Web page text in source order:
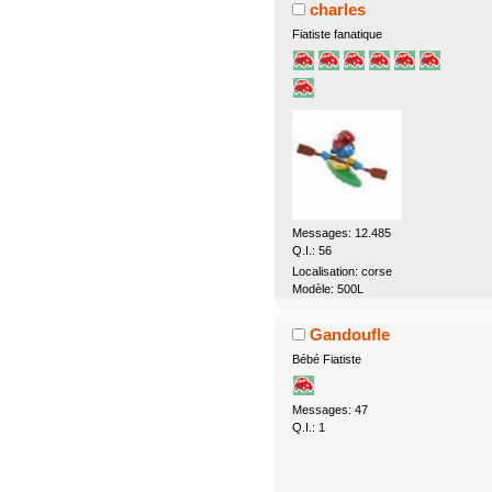
charles
Fiatiste fanatique
Messages: 12.485
Q.I.: 56
Localisation: corse
Modèle: 500L
Gandoufle
Bébé Fiatiste
Messages: 47
Q.I.: 1